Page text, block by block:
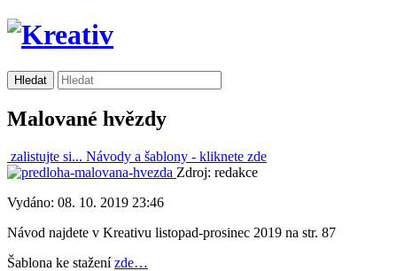
Malované hvězdy
zalistujte si... Návody a šablony - kliknete zde
Zdroj: redakce
Vydáno: 08. 10. 2019 23:46
Návod najdete v Kreativu listopad-prosinec 2019 na str. 87
Šablona ke staženízde…